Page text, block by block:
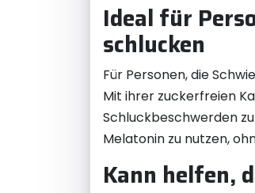
Ideal für
schlucken
Für Personen, die
Mit ihrer zuckerfreien
Schluckbeschwerden
Melatonin zu nutzen,
Kann helfen,